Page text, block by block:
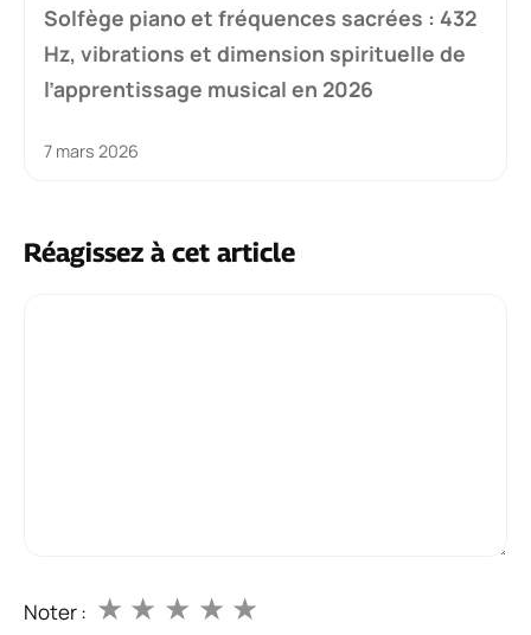
Solfège piano et fréquences sacrées : 432
Hz, vibrations et dimension spirituelle de
l’apprentissage musical en 2026
7 mars 2026
Réagissez à cet article
Noter : ★
★
★
★
★